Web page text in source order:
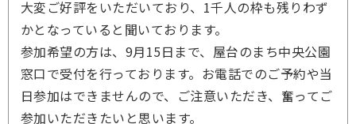
大変ご好評をいただいており、1千人の枠も残りわず
かとなっていると聞いております。
参加希望の方は、9月15日まで、屋台のまち中央公園
窓口で受付を行っております。お電話でのご予約や当
日参加はできませんので、ご注意いただき、奮ってご
参加いただきたいと思います。